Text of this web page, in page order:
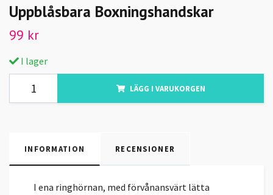
Uppblåsbara Boxningshandskar
99 kr
I lager
LÄGG I VARUKORGEN
INFORMATION RECENSIONER
I ena ringhörnan, med förvånansvärt lätta